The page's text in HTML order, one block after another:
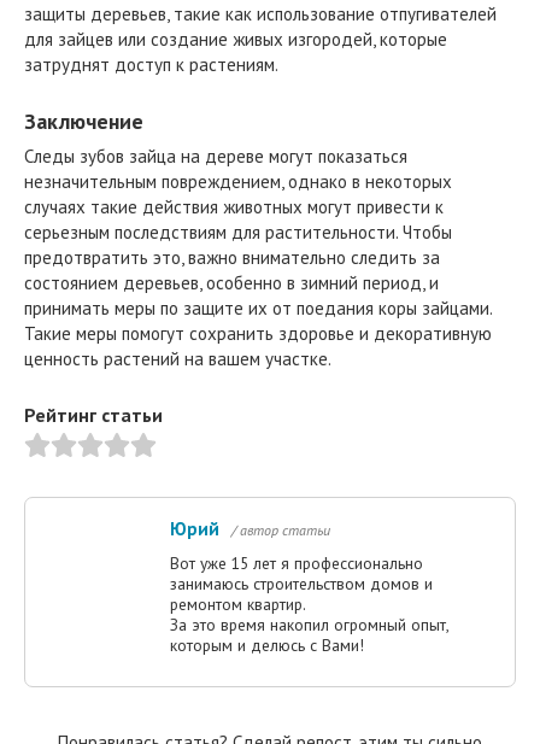
защиты деревьев, такие как использование отпугивателей
для зайцев или создание живых изгородей, которые
затруднят доступ к растениям.
Заключение
Следы зубов зайца на дереве могут показаться
незначительным повреждением, однако в некоторых
случаях такие действия животных могут привести к
серьезным последствиям для растительности. Чтобы
предотвратить это, важно внимательно следить за
состоянием деревьев, особенно в зимний период, и
принимать меры по защите их от поедания коры зайцами.
Такие меры помогут сохранить здоровье и декоративную
ценность растений на вашем участке.
Рейтинг статьи
Юрий / автор статьи
Вот уже 15 лет я профессионально
занимаюсь строительством домов и
ремонтом квартир.
За это время накопил огромный опыт,
которым и делюсь с Вами!